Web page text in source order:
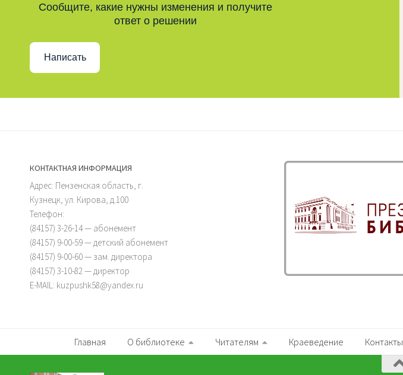
Сообщите, какие нужны изменения и получите
ответ о решении
Написать
КОНТАКТНАЯ ИНФОРМАЦИЯ
Адрес: Пензенская область, г.
Кузнецк, ул. Кирова, д.100
Телефон:
(84157) 3-26-14 — абонемент
(84157) 9-00-59 — детский абонемент
(84157) 9-00-60 — зам. директора
(84157) 3-10-82 — директор
E-MAIL: kuzpushk58@yandex.ru
Главная О библиотеке Читателям Краеведение Контакты